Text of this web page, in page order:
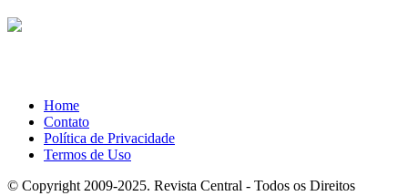
Home
Contato
Política de Privacidade
Termos de Uso
© Copyright 2009-2025. Revista Central - Todos os Direitos